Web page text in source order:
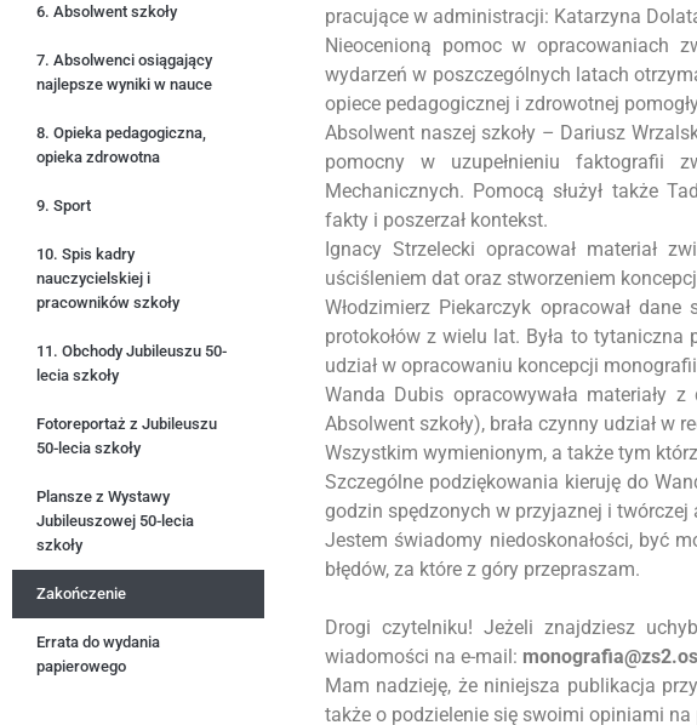
6. Absolwent szkoły
7. Absolwenci osiągający
najlepsze wyniki w nauce
8. Opieka pedagogiczna,
opieka zdrowotna
9. Sport
10. Spis kadry
nauczycielskiej i
pracowników szkoły
11. Obchody Jubileuszu 50-
lecia szkoły
Fotoreportaż z Jubileuszu
50-lecia szkoły
Plansze z Wystawy
Jubileuszowej 50-lecia
szkoły
Zakończenie
Errata do wydania
papierowego
pracujące w administracji: Katarzyna
Nieocenioną pomoc w opracowaniach
wydarzeń w poszczególnych latach
opiece pedagogicznej i zdrowotnej
Absolwent naszej szkoły – Dariusz
pomocny w uzupełnieniu faktografii
Mechanicznych. Pomocą służył także
fakty i poszerzał kontekst.
Ignacy Strzelecki opracował materiał
uściśleniem dat oraz stworzeniem
Włodzimierz Piekarczyk opracował
protokołów z wielu lat. Była to tytaniczna
udział w opracowaniu koncepcji
Wanda Dubis opracowywała materiały
Absolwent szkoły), brała czynny udział w
Wszystkim wymienionym, a także tym
Szczególne podziękowania kieruję do
godzin spędzonych w przyjaznej i twórczej
Jestem świadomy niedoskonałości, być
błędów, za które z góry przepraszam.
Drogi czytelniku! Jeżeli znajdziesz
wiadomości na e-mail:
Mam nadzieję, że niniejsza publikacja
także o podzielenie się swoimi opiniami